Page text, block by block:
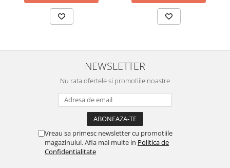
NEWSLETTER
Nu rata ofertele si promotiile noastre
Vreau sa primesc newsletter cu promotiile
magazinului. Afla mai multe in Politica de
Confidentialitate